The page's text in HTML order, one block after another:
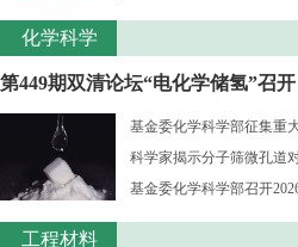
化学科学
第449期双清论坛“电化学储氢”召开
基金委化学科学部征集重
科学家揭示分子筛微孔道
基金委化学科学部召开
工程材料